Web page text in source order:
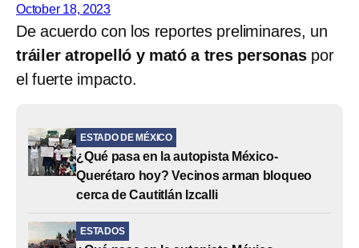
October 18, 2023
De acuerdo con los reportes preliminares, un
tráiler atropelló y mató a tres personaspor
el fuerte impacto.
ESTADO DE MÉXICO
¿Qué pasa en la autopista México-
Querétaro hoy? Vecinos arman bloqueo
cerca de Cautitlán Izcalli
ESTADOS